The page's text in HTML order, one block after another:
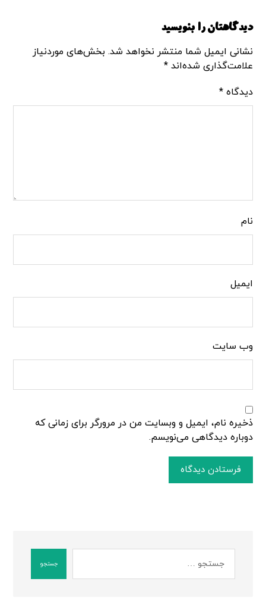
دیدگاهتان را بنویسید
نشانی ایمیل شما منتشر نخواهد شد. بخش‌های موردنیاز
علامت‌گذاری شده‌اند*
دیدگاه*
نام
ایمیل
وب‌ سایت
ذخیره نام، ایمیل و وبسایت من در مرورگر برای زمانی که
دوباره دیدگاهی می‌نویسم.
فرستادن دیدگاه
جستجو